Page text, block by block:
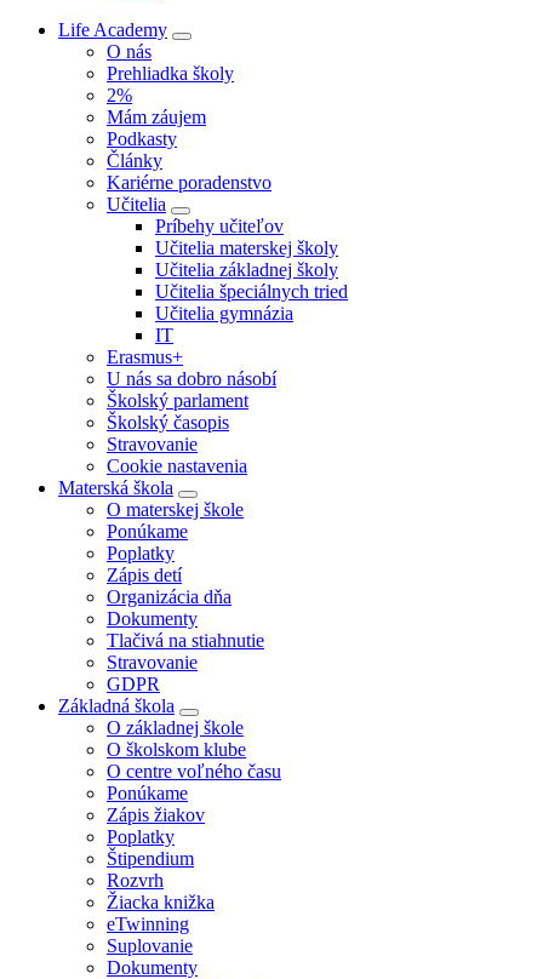
Life Academy
O nás
Prehliadka školy
2%
Mám záujem
Podkasty
Články
Kariérne poradenstvo
Učitelia
Príbehy učiteľov
Učitelia materskej školy
Učitelia základnej školy
Učitelia špeciálnych tried
Učitelia gymnázia
IT
Erasmus+
U nás sa dobro násobí
Školský parlament
Školský časopis
Stravovanie
Cookie nastavenia
Materská škola
O materskej škole
Ponúkame
Poplatky
Zápis detí
Organizácia dňa
Dokumenty
Tlačivá na stiahnutie
Stravovanie
GDPR
Základná škola
O základnej škole
O školskom klube
O centre voľného času
Ponúkame
Zápis žiakov
Poplatky
Štipendium
Rozvrh
Žiacka knižka
eTwinning
Suplovanie
Dokumenty